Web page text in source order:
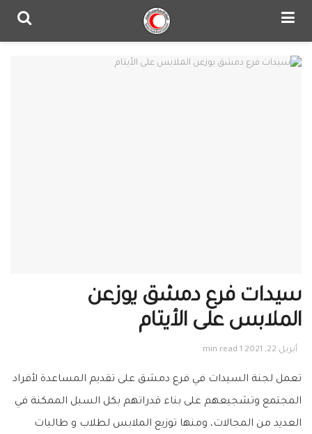
سيدات فرع دمشق يوزعن
الملابس على الأيتام
أبريل 22, 2021 1 min read
تعمل لجنة السيدات في فرع دمشق على تقديم المساعدة لأفراد
المجتمع وتشجيعهم على بناء قدراتهم بكل السبل الممكنة في
العديد من المجالات، ومنها توزيع الملابس لطلاب و طالبات